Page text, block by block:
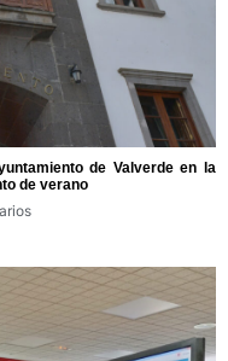
de Valverde en la
de verano